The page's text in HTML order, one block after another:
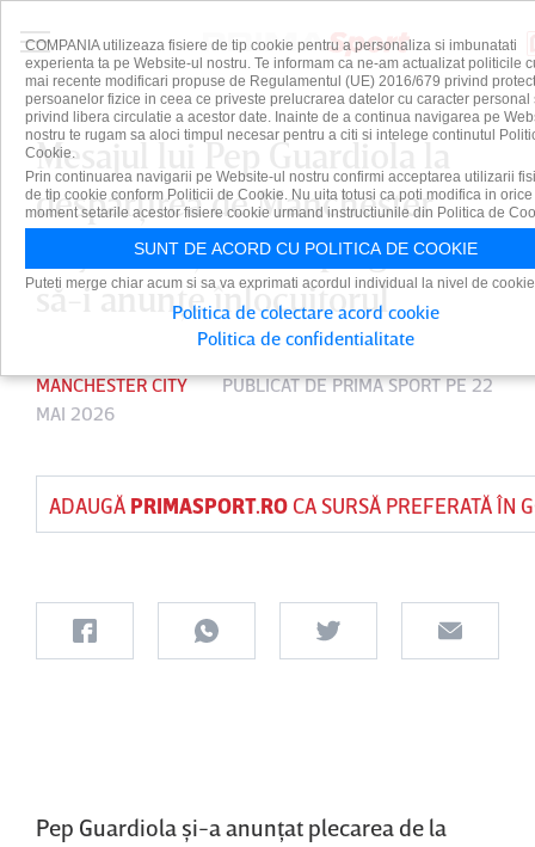
Mesajul lui Pep Guardiola la
despărţirea de Manchester
City. ”Cetăţenii” se pregătesc
să-i anunţe înlocuitorul
MANCHESTER CITY PUBLICAT DEPRIMA SPORTPE 22
MAI 2026
ADAUGĂ PRIMASPORT.ROCA SURSĂ PREFERATĂ ÎN
Pep Guardiola şi-a anunţat plecarea de la
COMPANIA utilizeaza fisiere de tip cookie pentru a personaliza si imbunatati
experienta ta pe Website-ul nostru. Te informam ca ne-am actualizat politicile
mai recente modificari propuse de Regulamentul (UE) 2016/679 privind
persoanelor fizice in ceea ce priveste prelucrarea datelor cu caracter personal
privind libera circulatie a acestor date. Inainte de a continua navigarea pe
nostru te rugam sa aloci timpul necesar pentru a citi si intelege continutul
Cookie.
Prin continuarea navigarii pe Website-ul nostru confirmi acceptarea utilizarii
de tip cookie conform Politicii de Cookie. Nu uita totusi ca poti modifica in orice
moment setarile acestor fisiere cookie urmand instructiunile din Politica de
SUNT DE ACORD CU POLITICA DE COOKIE
Puteti merge chiar acum si sa va exprimati acordul individual la nivel de
Politica de colectare acord cookie
Politica de confidentialitate